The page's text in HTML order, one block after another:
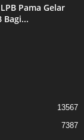
Pama Gelar
Bagi...
13567
7387